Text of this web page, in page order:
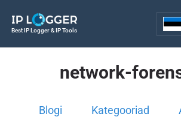
Best IP Logger & IP Tools
network-
Blogi Kategooriad